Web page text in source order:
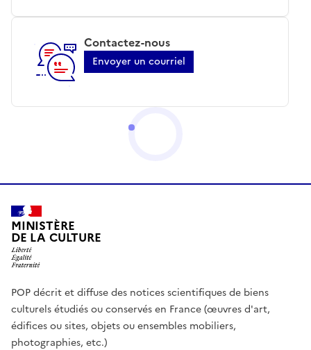
Contactez-nous
Envoyer un courriel
MINISTÈRE
DE LA CULTURE
POP décrit et diffuse des notices scientifiques de biens
culturels étudiés ou conservés en France (œuvres d'art,
édifices ou sites, objets ou ensembles mobiliers,
photographies, etc.)